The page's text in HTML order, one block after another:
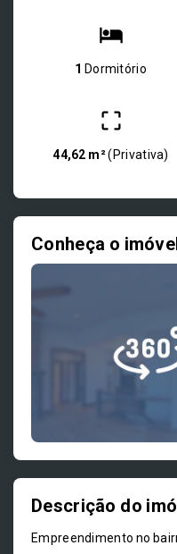
1 Dormitório
44,62 m²( Privativa)
Conheça o
Descrição do
Empreendimento no